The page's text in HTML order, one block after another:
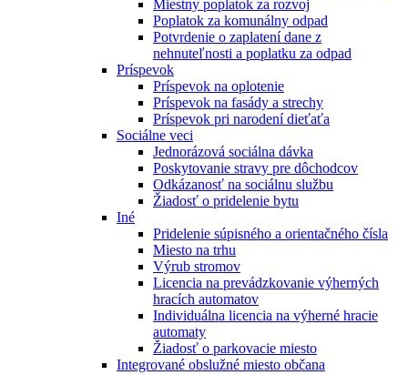
Miestny poplatok za rozvoj
Poplatok za komunálny odpad
Potvrdenie o zaplatení dane z
nehnuteľnosti a poplatku za odpad
Príspevok
Príspevok na oplotenie
Príspevok na fasády a strechy
Príspevok pri narodení dieťaťa
Sociálne veci
Jednorázová sociálna dávka
Poskytovanie stravy pre dôchodcov
Odkázanosť na sociálnu službu
Žiadosť o pridelenie bytu
Iné
Pridelenie súpisného a orientačného čísla
Miesto na trhu
Výrub stromov
Licencia na prevádzkovanie výherných
hracích automatov
Individuálna licencia na výherné hracie
automaty
Žiadosť o parkovacie miesto
Integrované obslužné miesto občana